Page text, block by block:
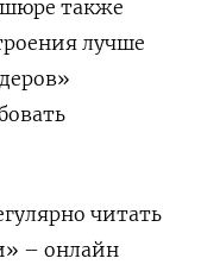
также
лучше
читать
­– онлайн